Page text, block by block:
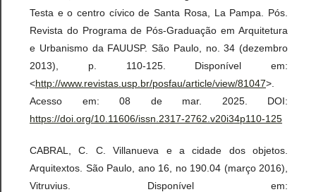
Testa e o centro cívico de Santa Rosa, La Pampa. Pós.
Revista do Programa de Pós-Graduação em Arquitetura
e Urbanismo da FAUUSP. São Paulo, no. 34 (dezembro
2013), p. 110-125. Disponível em:
<http://www.revistas.usp.br/posfau/article/view/81047>.
Acesso em: 08 de mar. 2025. DOI:
https://doi.org/10.11606/issn.2317-2762.v20i34p110-125
CABRAL, C. C. Villanueva e a cidade dos objetos.
Arquitextos. São Paulo, ano 16, no 190.04 (março 2016),
Vitruvius. Disponível em: